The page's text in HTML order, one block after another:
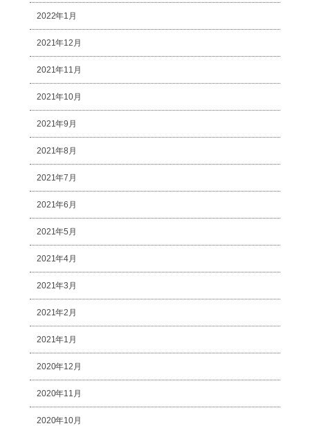
2022年1月
2021年12月
2021年11月
2021年10月
2021年9月
2021年8月
2021年7月
2021年6月
2021年5月
2021年4月
2021年3月
2021年2月
2021年1月
2020年12月
2020年11月
2020年10月